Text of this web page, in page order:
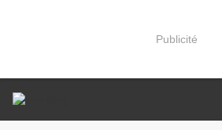
Publicité